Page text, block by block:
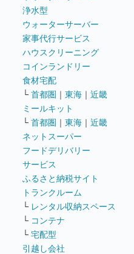
浄水型
ウォーターサーバー
家事代行サービス
ハウスクリーニング
コインランドリー
食材宅配
└ 首都圏 ｜ 東海 ｜ 近畿
ミールキット
└ 首都圏 ｜ 東海 ｜ 近畿
ネットスーパー
フードデリバリー
サービス
ふるさと納税サイト
トランクルーム
└ レンタル収納スペース
└ コンテナ
└ 宅配型
引越し会社